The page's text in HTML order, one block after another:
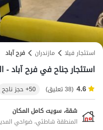
استئجار فيلا
مازندران فرح آباد
استئجار جناح في فرح آباد -
4.6 (38 تعليق) 50+ حجز ناجح
شقة، سويت كامل المكان
المنطقة شاطئي، ضواحي